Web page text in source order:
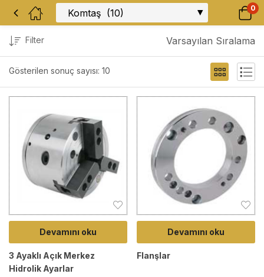
0
Gösterilen sonuç sayısı: 10
Filter Varsayılan Sıralama
Devamını oku
3 Ayaklı Açık Merkez
Hidrolik Ayarlar
Devamını oku
Flanşlar